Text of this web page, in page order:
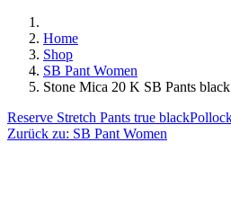
Home
Shop
SB Pant Women
Stone Mica 20 K SB Pants black
Reserve Stretch Pants true black
Zurück zu: SB Pant Women